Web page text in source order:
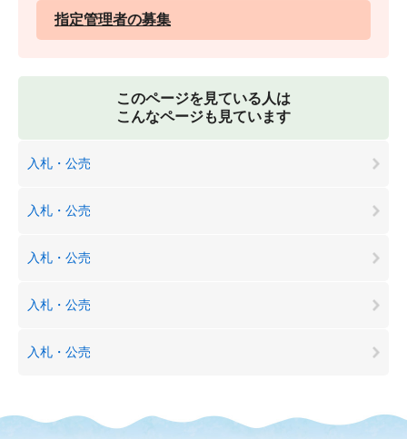
指定管理者の募集
このページを見ている人は
こんなページも見ています
入札・公売
入札・公売
入札・公売
入札・公売
入札・公売